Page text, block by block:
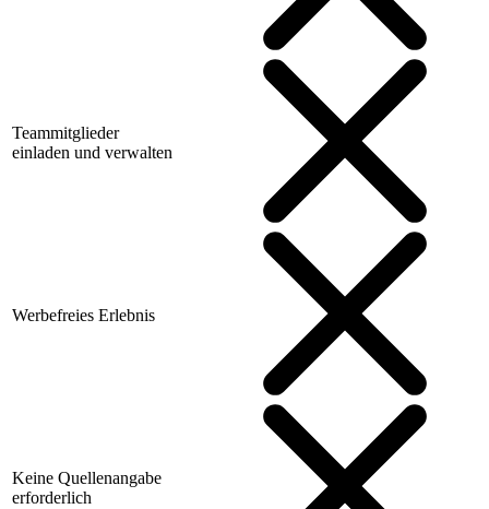
Teammitglieder
einladen und verwalten
Werbefreies Erlebnis
Keine Quellenangabe
erforderlich